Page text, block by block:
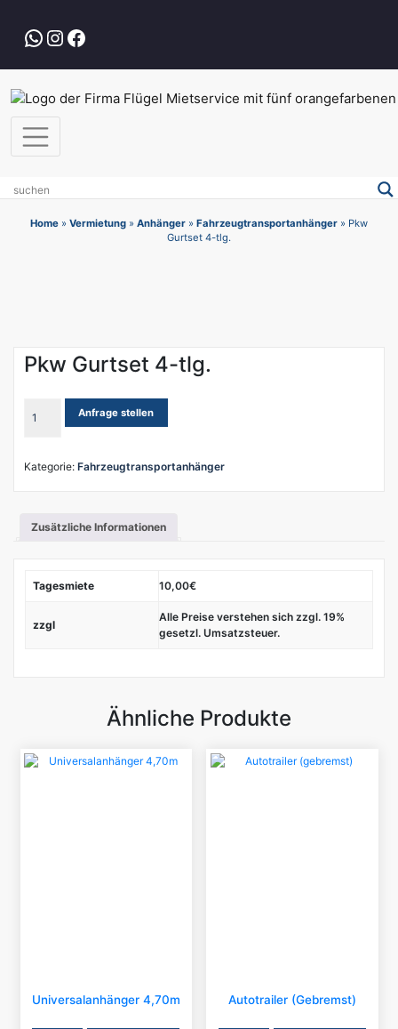
springenWhatsApp
Instagram
Facebook
Home » Vermietung » Anhänger » Fahrzeugtransportanhänger » Pkw
Gurtset 4-tlg.
Pkw Gurtset 4-tlg.
Gurtset
Menge
Anfrage stellen
Kategorie: Fahrzeugtransportanhänger
Zusätzliche Informationen
Tagesmiete 10,00€
zzgl
Alle Preise verstehen sich zzgl. 19%
gesetzl. Umsatzsteuer.
Ähnliche Produkte
Universalanhänger 4,70m Autotrailer (gebremst)